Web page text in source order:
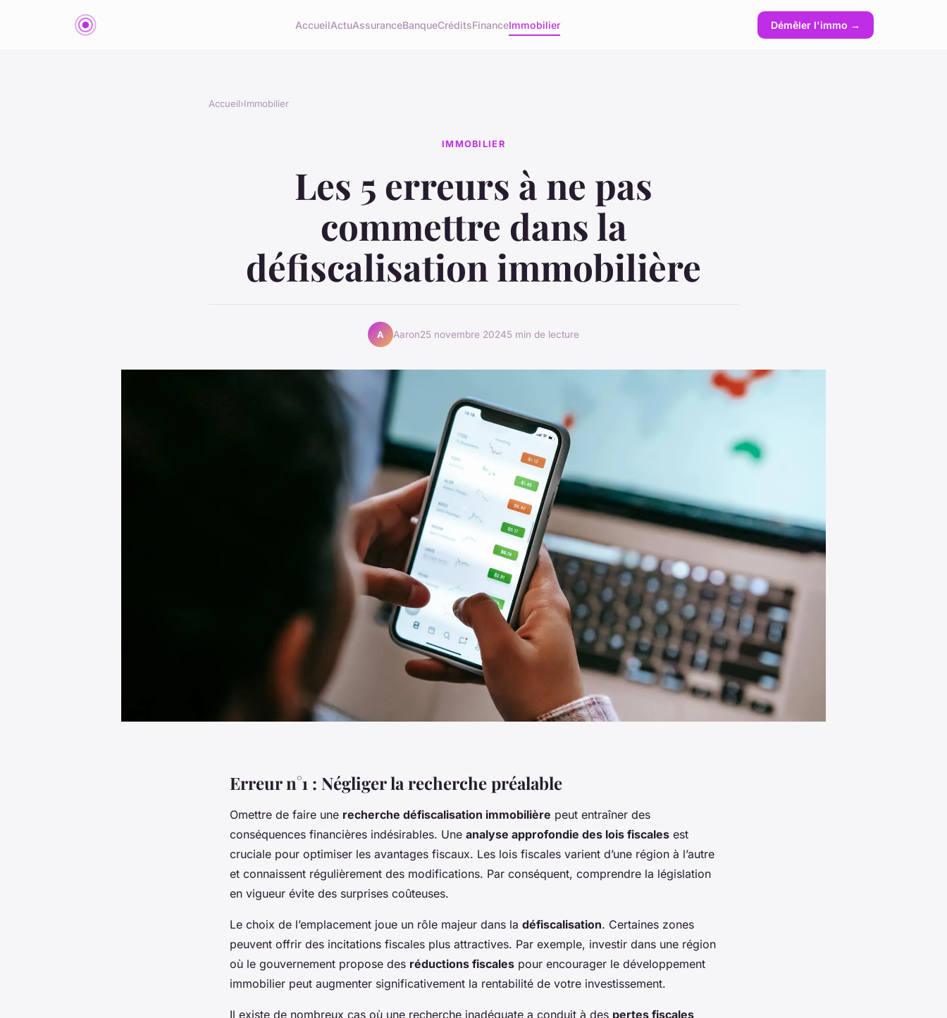
AccueilActuAssuranceBanqueCréditsFinanceImmobilier Démêler l'immo →
Accueil›Immobilier
IMMOBILIER
Les 5 erreurs à ne pas
commettre dans la
défiscalisation immobilière
A Aaron25 novembre 20245 min de lecture
Erreur n°1 : Négliger la recherche préalable
Omettre de faire une recherche défiscalisation immobilière peut entraîner des
conséquences financières indésirables. Une analyse approfondie des lois fiscales est
cruciale pour optimiser les avantages fiscaux. Les lois fiscales varient d’une région à l’autre
et connaissent régulièrement des modifications. Par conséquent, comprendre la législation
en vigueur évite des surprises coûteuses.
Le choix de l’emplacement joue un rôle majeur dans la défiscalisation. Certaines zones
peuvent offrir des incitations fiscales plus attractives. Par exemple, investir dans une région
où le gouvernement propose des réductions fiscales pour encourager le développement
immobilier peut augmenter significativement la rentabilité de votre investissement.
Il existe de nombreux cas où une recherche inadéquate a conduit à des pertes fiscales